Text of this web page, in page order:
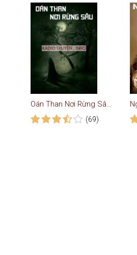
Oán Than Nơi Rừng Sâu - Truyện Kinh Dị
(69)